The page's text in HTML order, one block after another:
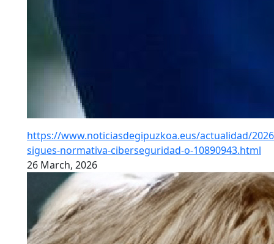
https://www.noticiasdegipuzkoa.eus/actualidad/
sigues-normativa-ciberseguridad-o-10890943.html
26 March, 2026